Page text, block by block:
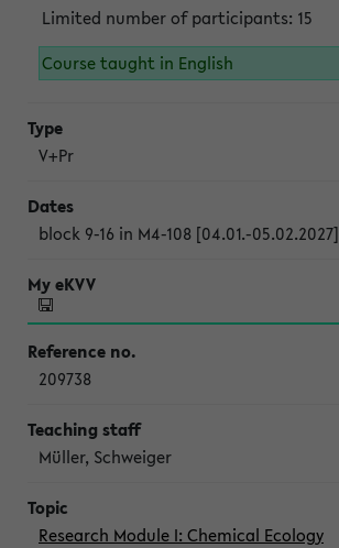
Limited number of participants: 15
Course taught in English
V+Pr
block 9-16 in M4-108 [04.01.-05.02.2027]
209738
Müller, Schweiger
Research Module I: Chemical Ecology